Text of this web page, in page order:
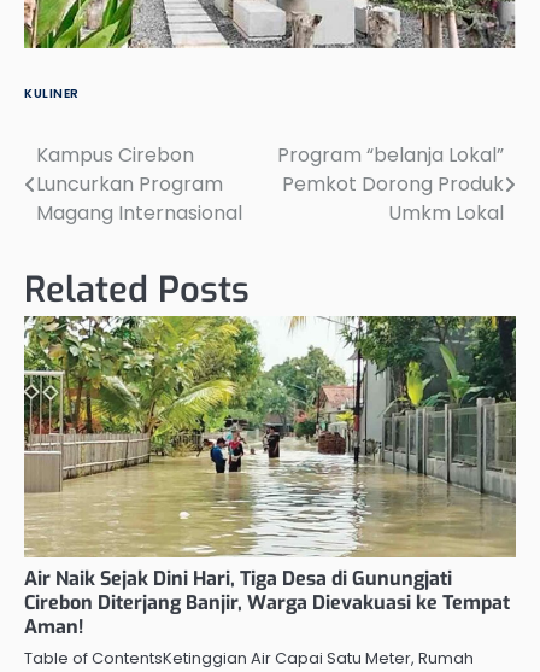
KULINER
Post
navigation
Kampus Cirebon
Luncurkan Program
Magang Internasional
Program “belanja Lokal”
Pemkot Dorong Produk
Umkm Lokal
Related Posts
Air Naik Sejak Dini Hari, Tiga Desa di Gunungjati
Cirebon Diterjang Banjir, Warga Dievakuasi ke Tempat
Aman!
Table of ContentsKetinggian Air Capai Satu Meter, Rumah